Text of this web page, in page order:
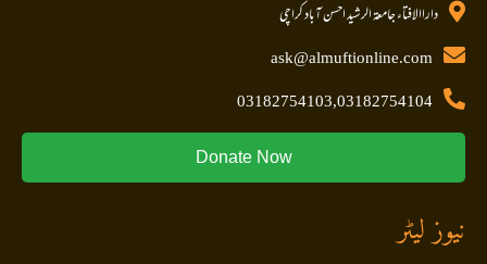
داراالافتاء جامعۃ الرشید احسن آباد کراچی
ask@almuftionline.com
03182754103,03182754104
Donate Now
نیوز لیٹر